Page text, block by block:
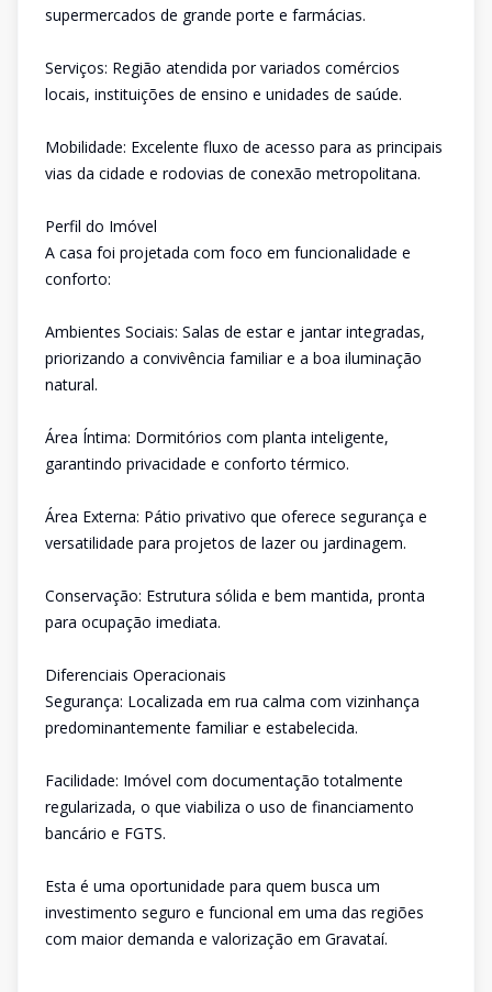
supermercados de grande porte e farmácias.
Serviços: Região atendida por variados comércios
locais, instituições de ensino e unidades de saúde.
Mobilidade: Excelente fluxo de acesso para as principais
vias da cidade e rodovias de conexão metropolitana.
Perfil do Imóvel
A casa foi projetada com foco em funcionalidade e
conforto:
Ambientes Sociais: Salas de estar e jantar integradas,
priorizando a convivência familiar e a boa iluminação
natural.
Área Íntima: Dormitórios com planta inteligente,
garantindo privacidade e conforto térmico.
Área Externa: Pátio privativo que oferece segurança e
versatilidade para projetos de lazer ou jardinagem.
Conservação: Estrutura sólida e bem mantida, pronta
para ocupação imediata.
Diferenciais Operacionais
Segurança: Localizada em rua calma com vizinhança
predominantemente familiar e estabelecida.
Facilidade: Imóvel com documentação totalmente
regularizada, o que viabiliza o uso de financiamento
bancário e FGTS.
Esta é uma oportunidade para quem busca um
investimento seguro e funcional em uma das regiões
com maior demanda e valorização em Gravataí.